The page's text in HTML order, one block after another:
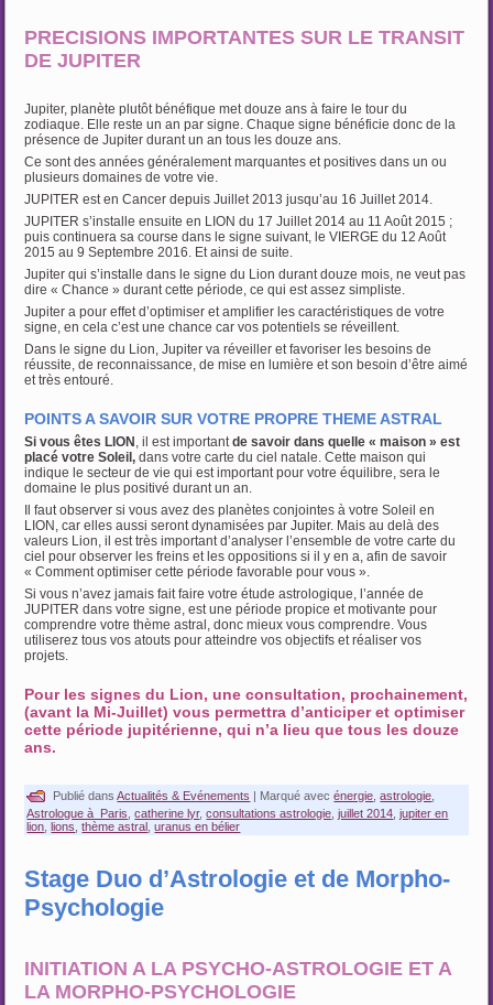
PRECISIONS IMPORTANTES SUR LE TRANSIT
DE JUPITER
Jupiter, planète plutôt bénéfique met douze ans à faire le tour du
zodiaque. Elle reste un an par signe. Chaque signe bénéficie donc de la
présence de Jupiter durant un an tous les douze ans.
Ce sont des années généralement marquantes et positives dans un ou
plusieurs domaines de votre vie.
JUPITER est en Cancer depuis Juillet 2013 jusqu’au 16 Juillet 2014.
JUPITER s’installe ensuite en LION du 17 Juillet 2014 au 11 Août 2015 ;
puis continuera sa course dans le signe suivant, le VIERGE du 12 Août
2015 au 9 Septembre 2016. Et ainsi de suite.
Jupiter qui s’installe dans le signe du Lion durant douze mois, ne veut pas
dire « Chance » durant cette période, ce qui est assez simpliste.
Jupiter a pour effet d’optimiser et amplifier les caractéristiques de votre
signe, en cela c’est une chance car vos potentiels se réveillent.
Dans le signe du Lion, Jupiter va réveiller et favoriser les besoins de
réussite, de reconnaissance, de mise en lumière et son besoin d’être aimé
et très entouré.
POINTS A SAVOIR SUR VOTRE PROPRE THEME ASTRAL
Si vous êtes LION , il est importantde savoir dans quelle « maison » est
placé votre Soleil, dans votre carte du ciel natale. Cette maison qui
indique le secteur de vie qui est important pour votre équilibre, sera le
domaine le plus positivé durant un an.
Il faut observer si vous avez des planètes conjointes à votre Soleil en
LION, car elles aussi seront dynamisées par Jupiter. Mais au delà des
valeurs Lion, il est très important d’analyser l’ensemble de votre carte du
ciel pour observer les freins et les oppositions si il y en a, afin de savoir
« Comment optimiser cette période favorable pour vous ».
Si vous n’avez jamais fait faire votre étude astrologique, l’année de
JUPITER dans votre signe, est une période propice et motivante pour
comprendre votre thème astral, donc mieux vous comprendre. Vous
utiliserez tous vos atouts pour atteindre vos objectifs et réaliser vos
projets.
Pour les signes du Lion, une consultation, prochainement,
(avant la Mi-Juillet) vous permettra d’anticiper et optimiser
cette période jupitérienne, qui n’a lieu que tous les douze
ans.
Publié dans Actualités & Evénements Marqué avec énergie ,astrologie
Astrologue à Paris,catherine lyr,consultations astrologie,juillet 2014,jupiter en
lion, lions,thème astral ,uranus en bélier
Stage Duo d’Astrologie et de Morpho-
Psychologie
INITIATION A LA PSYCHO-ASTROLOGIE ET A
LA MORPHO-PSYCHOLOGIE